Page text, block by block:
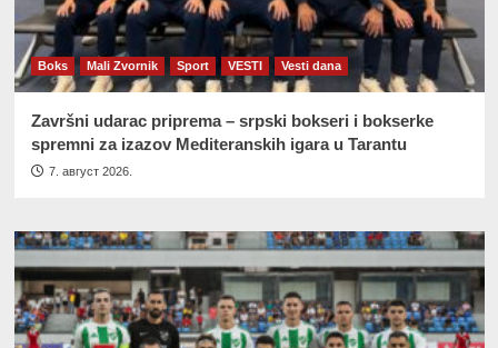
Boks Mali Zvornik Sport VESTI Vesti dana
Završni udarac priprema – srpski bokseri i bokserke
spremni za izazov Mediteranskih igara u Tarantu
7. август 2026.